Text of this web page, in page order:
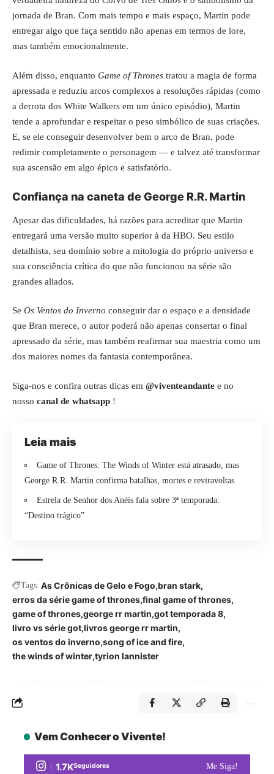
jornada de Bran. Com mais tempo e mais espaço, Martin pode
entregar algo que faça sentido não apenas em termos de lore,
mas também emocionalmente.
Além disso, enquanto Game of Thrones tratou a magia de forma
apressada e reduziu arcos complexos a resoluções rápidas (como
a derrota dos White Walkers em um único episódio), Martin
tende a aprofundar e respeitar o peso simbólico de suas criações.
E, se ele conseguir desenvolver bem o arco de Bran, pode
redimir completamente o personagem — e talvez até transformar
sua ascensão em algo épico e satisfatório.
Confiança na caneta de George R.R. Martin
Apesar das dificuldades, há razões para acreditar que Martin
entregará uma versão muito superior à da HBO. Seu estilo
detalhista, seu domínio sobre a mitologia do próprio universo e
sua consciência crítica do que não funcionou na série são
grandes aliados.
Se Os Ventos do Inverno conseguir dar o espaço e a densidade
que Bran merece, o autor poderá não apenas consertar o final
apressado da série, mas também reafirmar sua maestria como um
dos maiores nomes da fantasia contemporânea.
Siga-nos e confira outras dicas em @viventeandante e no
nosso canal de whatsapp !
Leia mais
Game of Thrones: The Winds of Winter está atrasado, mas
George R.R. Martin confirma batalhas, mortes e reviravoltas
Estrela de Senhor dos Anéis fala sobre 3ª temporada:
“Destino trágico”
Tags: As Crônicas de Gelo e Fogo bran stark
erros da série game of thrones final game of thrones
game of thrones george rr martin got temporada 8
livro vs série got livros george rr martin
os ventos do inverno song of ice and fire
the winds of winter tyrion lannister
Vem Conhecer o Vivente!
1.7KSeguidores Me Siga!